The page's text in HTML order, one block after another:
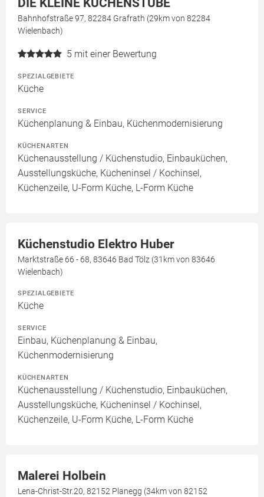
DIE KLEINE KÜCHENSTUBE
Bahnhofstraße 97, 82284 Grafrath (29km von 82284
Wielenbach)
5 mit einer Bewertung
SPEZIALGEBIETE
Küche
SERVICE
Küchenplanung & Einbau, Küchenmodernisierung
KÜCHENARTEN
Küchenausstellung / Küchenstudio, Einbauküchen,
Ausstellungsküche, Kücheninsel / Kochinsel,
Küchenzeile, U-Form Küche, L-Form Küche
Küchenstudio Elektro Huber
Marktstraße 66 - 68, 83646 Bad Tölz (31km von 83646
Wielenbach)
SPEZIALGEBIETE
Küche
SERVICE
Einbau, Küchenplanung & Einbau,
Küchenmodernisierung
KÜCHENARTEN
Küchenausstellung / Küchenstudio, Einbauküchen,
Ausstellungsküche, Kücheninsel / Kochinsel,
Küchenzeile, U-Form Küche, L-Form Küche
Malerei Holbein
Lena-Christ-Str.20, 82152 Planegg (34km von 82152